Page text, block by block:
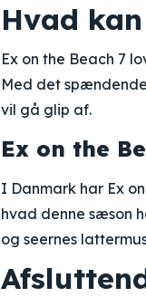
Hvad
Ex on the Beach 7
Med det
vil gå glip af.
Ex on the
I Danmark har Ex
hvad denne sæson
og seernes